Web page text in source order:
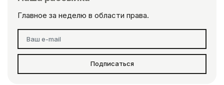
Главное за неделю в области права.
Подписаться